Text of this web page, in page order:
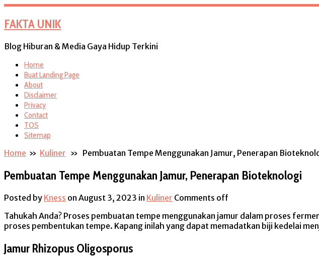
FAKTA UNIK
Blog Hiburan & Media Gaya Hidup Terkini
Home
Buat Landing Page
About
Disclaimer
Privacy
Contact
TOS
Sitemap
Home » Kuliner » Pembuatan Tempe Menggunakan Jamur, Penerapan
Pembuatan Tempe Menggunakan Jamur, Penerapan Bioteknologi
Posted by Kness on August 3, 2023 in Kuliner Comments off
Tahukah Anda? Proses pembuatan tempe menggunakan jamur dalam proses
proses pembentukan tempe. Kapang inilah yang dapat memadatkan biji kedelai
Jamur Rhizopus Oligosporus